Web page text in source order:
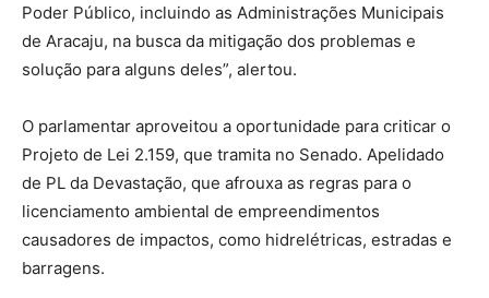
Poder Público, incluindo as Administrações Municipais
de Aracaju, na busca da mitigação dos problemas e
solução para alguns deles”, alertou.
O parlamentar aproveitou a oportunidade para criticar o
Projeto de Lei 2.159, que tramita no Senado. Apelidado
de PL da Devastação, que afrouxa as regras para o
licenciamento ambiental de empreendimentos
causadores de impactos, como hidrelétricas, estradas e
barragens.